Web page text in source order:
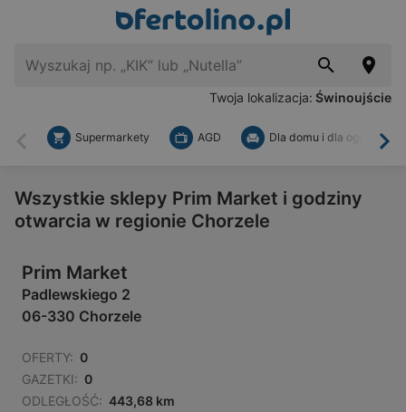
Twoja lokalizacja: Świnoujście
Wstecz
Supermarkety AGD Dla domu i dla ogrodu
Wszystkie sklepy Prim Market i godziny
otwarcia w regionie Chorzele
Prim Market
Padlewskiego 2
06-330 Chorzele
OFERTY: 0
GAZETKI: 0
ODLEGŁOŚĆ: 443,68 km